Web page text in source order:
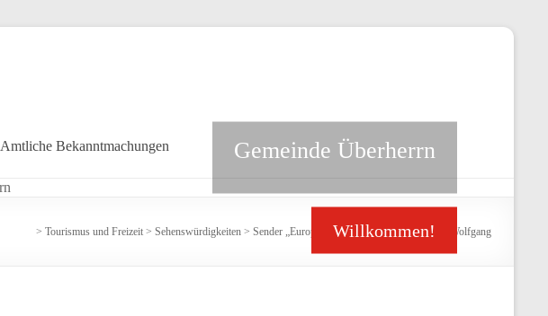
Amtliche Bekanntmachungen Gemeinde Überherrn
Willkommen!
> Tourismus und Freizeit > Sehenswürdigkeiten > Sender „Europe 1“ >2. Sender _ Birkenbach_Wolfgang